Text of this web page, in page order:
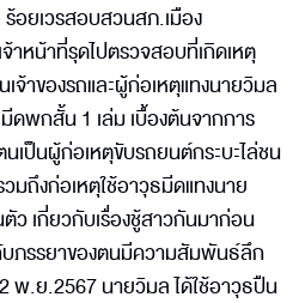
อยเวรสอบสวนสภ.เมือง
หน้าที่รุดไปตรวจสอบที่เกิดเหตุ
าของรถและผู้ก่อเหตุแทงนายวิมล
พกสั้น 1 เล่ม เบื้องต้นจากการ
ป็นผู้ก่อเหตุขับรถยนต์กระบะไล่ชน
ถึงก่อเหตุใช้อาวุธมีดแทงนาย
ว เกี่ยวกับเรื่องชู้สาวกันมาก่อน
ภรรยาของตนมีความสัมพันธ์ลึก
พ.ย.2567 นายวิมล ได้ใช้อาวุธปืน